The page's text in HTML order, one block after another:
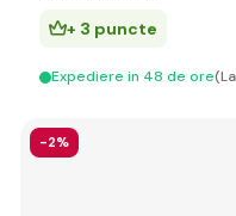
+ 3 puncte
Expediere in 48 de ore
-2%